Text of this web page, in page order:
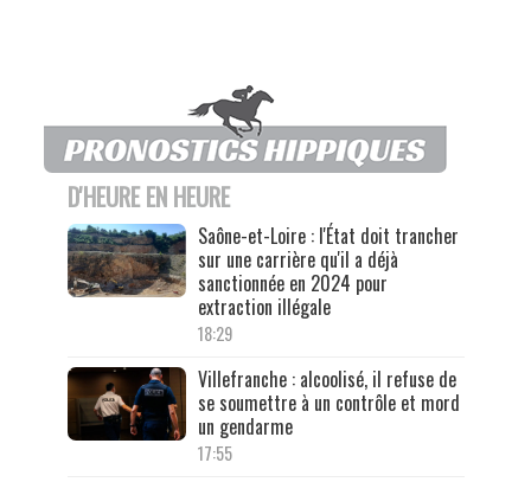
D'HEURE EN HEURE
Saône-et-Loire : l'État doit trancher
sur une carrière qu'il a déjà
sanctionnée en 2024 pour
extraction illégale
18:29
Villefranche : alcoolisé, il refuse de
se soumettre à un contrôle et mord
un gendarme
17:55